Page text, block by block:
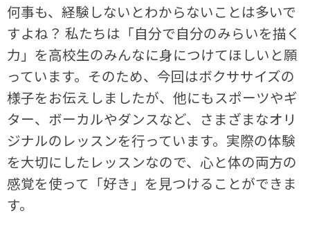
何事も、経験しないとわからないことは多いで
すよね？ 私たちは「自分で自分のみらいを描く
力」を高校生のみんなに身につけてほしいと願
っています。そのため、今回はボクササイズの
様子をお伝えしましたが、他にもスポーツやギ
ター、ボーカルやダンスなど、さまざまなオリ
ジナルのレッスンを行っています。実際の体験
を大切にしたレッスンなので、心と体の両方の
感覚を使って「好き」を見つけることができま
す。